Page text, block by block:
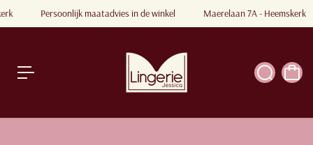
a
a
l
Persoonlijk maatadvies in de winkel Maerelaan 7A - Heemskerk